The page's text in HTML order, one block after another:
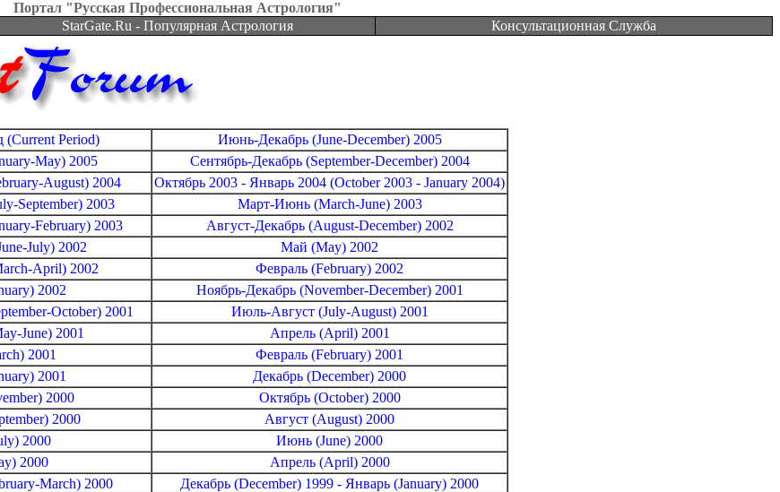
Портал "Русская Профессиональная Астрология"
StarGate.Ru - Популярная Астрология Консультационная Служба
Period)
Июнь-Декабрь (June-December) 2005
May) 2005
Сентябрь-Декабрь (September-December) 2004
August) 2004
Октябрь 2003 - Январь 2004 (October 2003 - January 2004)
September) 2003
Март-Июнь (March-June) 2003
February) 2003
Август-Декабрь (August-December) 2002
July) 2002
Май (May) 2002
April) 2002
Февраль (February) 2002
2002
Ноябрь-Декабрь (November-December) 2001
October) 2001
Июль-Август (July-August) 2001
June) 2001
Апрель (April) 2001
2001
Февраль (February) 2001
2001
Декабрь (December) 2000
2000
Октябрь (October) 2000
2000
Август (August) 2000
2000
Июнь (June) 2000
2000
Апрель (April) 2000
March) 2000
Декабрь (December) 1999 - Январь (January) 2000